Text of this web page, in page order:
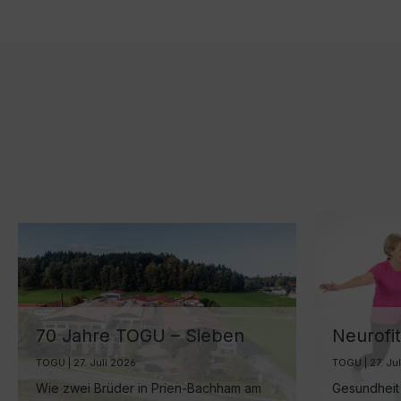
70 Jahre TOGU – Sieben
Jahrzehnte Ball-Manufaktur
am Chiemsee
TOGU | 27. Juli 2026
Wie zwei Brüder in Prien-Bachham am
in der
TOGU | 27.